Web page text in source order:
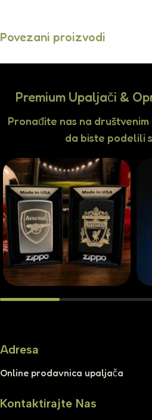
Povezani proizvodi
Premium Upaljači &
Pronađite nas na društvenim
da biste podelili
Adresa
Online prodavnica upaljača
Kontaktirajte Nas